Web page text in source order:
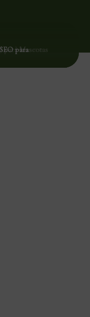
Mascotas
Mascotas
para